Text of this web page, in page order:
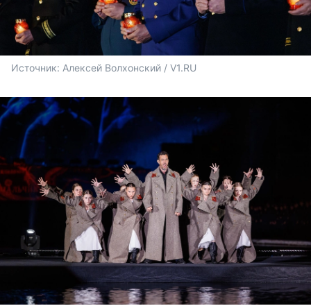
Источник: Алексей Волхонский / V1.RU